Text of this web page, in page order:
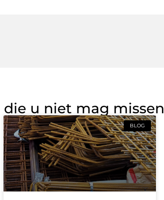
die u niet mag missen
BLOG